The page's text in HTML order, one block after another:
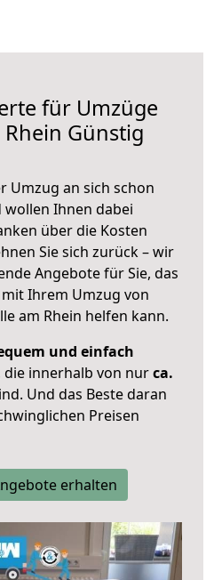
für Umzüge
Günstig
Umzug an sich schon
Ihnen dabei
über die Kosten
Sie sich zurück – wir
Angebote für Sie, das
mit Ihrem Umzug von
am Rhein helfen kann.
und einfach
die innerhalb von nurca.
Und das Beste daran
Preisen
erhalten